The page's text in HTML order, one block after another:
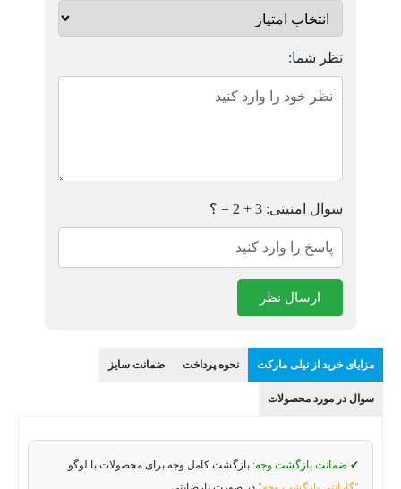
نظر شما:
سوال امنیتی: 3 + 2 = ؟
ارسال نظر
مزایای خرید از نیلی مارکت نحوه پرداخت ضمانت سایز
سوال در مورد محصولات
✔ ضمانت بازگشت وجه: بازگشت کامل وجه برای محصولات با لوگو